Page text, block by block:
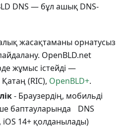
DNS — бұл ашық DNS-
жасақтаманы орнатусыз
OpenBLD.net
жұмыс істейді —
(RIC), OpenBLD+.
- Браузердің, мобильді
баптауларында DNS
iOS 14+ қолданылады)